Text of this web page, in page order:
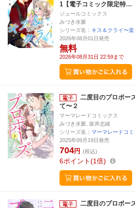
1【電子コミック限定特…
ジュールコミックス
みづき水脈
シリーズ名： キス＆クライ〜
2026年08月01日発売
無料
2026年08月31日 22:59まで
二度目のプロポー
て〜２
マーマレードコミックス
みづき水脈, 坂井志緒
シリーズ名： マーマレードコミ
2025年09月19日発売
704円 (税込)
6ポイント 1倍
二度目のプロポー